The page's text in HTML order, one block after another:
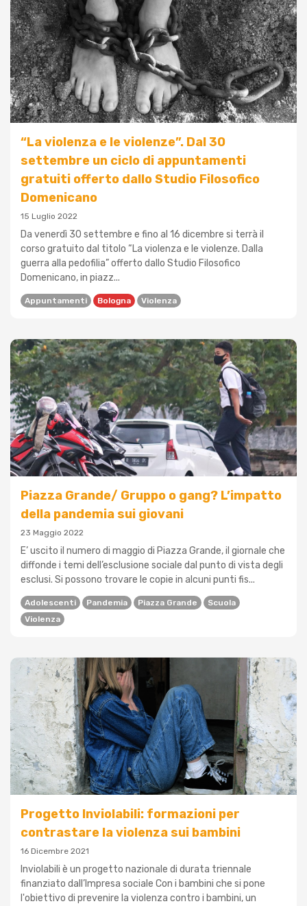
“La violenza e le violenze”. Dal 30
settembre un ciclo di appuntamenti
gratuiti offerto dallo Studio Filosofico
Domenicano
15 Luglio 2022
Da venerdì 30 settembre e fino al 16 dicembre si terrà il
corso gratuito dal titolo “La violenza e le violenze. Dalla
guerra alla pedofilia” offerto dallo Studio Filosofico
Domenicano, in piazz...
Appuntamenti Bologna Violenza
Piazza Grande/ Gruppo o gang? L’impatto
della pandemia sui giovani
23 Maggio 2022
E’ uscito il numero di maggio di Piazza Grande, il giornale che
diffonde i temi dell’esclusione sociale dal punto di vista degli
esclusi. Si possono trovare le copie in alcuni punti fis...
Adolescenti Pandemia Piazza Grande
Scuola
Violenza
Progetto Inviolabili: formazioni per
contrastare la violenza sui bambini
16 Dicembre 2021
Inviolabili è un progetto nazionale di durata triennale
finanziato dall’Impresa sociale Con i bambini che si pone
l'obiettivo di prevenire la violenza contro i bambini, un